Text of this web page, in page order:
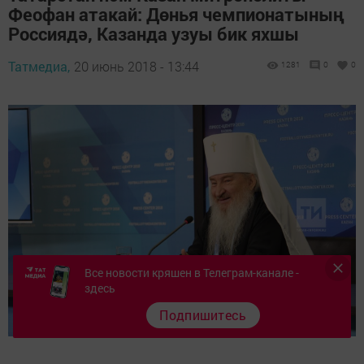
Феофан атакай: Дөнья чемпионатының
Россиядә, Казанда узуы бик яхшы
Татмедиа, 20 июнь 2018 - 13:44 1281 0 0
Все новости кряшен в Телеграм-канале -
здесь
Подпишитесь